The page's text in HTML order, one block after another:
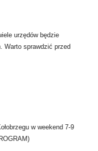
urzędów będzie
Warto sprawdzić przed
w weekend 7-9